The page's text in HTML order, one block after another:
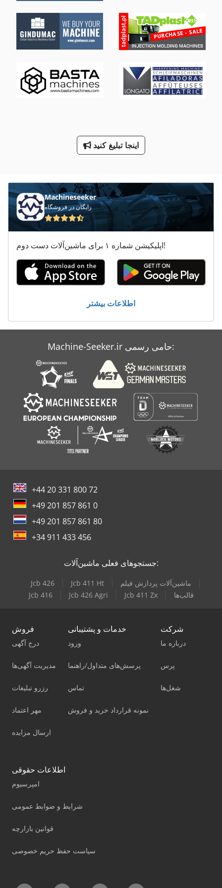
هماهنگ کردن دستگاه های خسته کننده
پرس
پرس خاک زغال قالبی
پرس فورج
اینجا تبلیغ کنید
Machineseeker
رایگان در فروشگاه
اپلیکیشن شماره ۱ برای ماشین‌آلات دست دوم!
اطلاعات بیشتر
Machine-Seeker.ir حامی رسمی:
+44 20 331 800 72
+49 201 857 861 0
+49 201 857 861 80
+34 911 433 456
جستجوهای فعلی ماشین‌آلات:
Jcb 426 Jcb 411 Ht
ماشین‌آلات پردازش فیلم
Jcb 416
Jcb 426 Agri Jcb 411 Zx قالب‌ها
فروش
درج آگهی
مدیریت آگهی‌ها
رزرو تبلیغات
مهر اعتماد
ارسال مزایده
خدمات و پشتیبانی
ورود
پرسش‌های متداول/راهنما
تماس
نمونه قرارداد خرید و فروش
شرکت
درباره ما
پرس
شغل‌ها
اطلاعات حقوقی
امپرسیوم
شرایط و ضوابط عمومی
قوانین بازارچه
سیاست حفظ حریم خصوصی